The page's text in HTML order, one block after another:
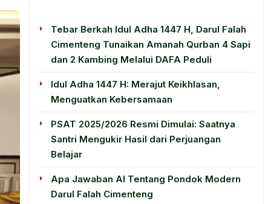
Tebar Berkah Idul Adha 1447 H, Darul Falah
Cimenteng Tunaikan Amanah Qurban 4 Sapi
dan 2 Kambing Melalui DAFA Peduli
Idul Adha 1447 H: Merajut Keikhlasan,
Menguatkan Kebersamaan
PSAT 2025/2026 Resmi Dimulai: Saatnya
Santri Mengukir Hasil dari Perjuangan
Belajar
Apa Jawaban AI Tentang Pondok Modern
Darul Falah Cimenteng